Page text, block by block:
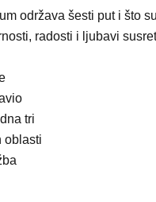
održava šesti put i što
radosti i ljubavi
tri
oblasti